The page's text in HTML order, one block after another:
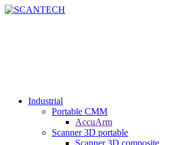
Industrial
Portable CMM
AccuArm
Scanner 3D portable
Scanner 3D composite